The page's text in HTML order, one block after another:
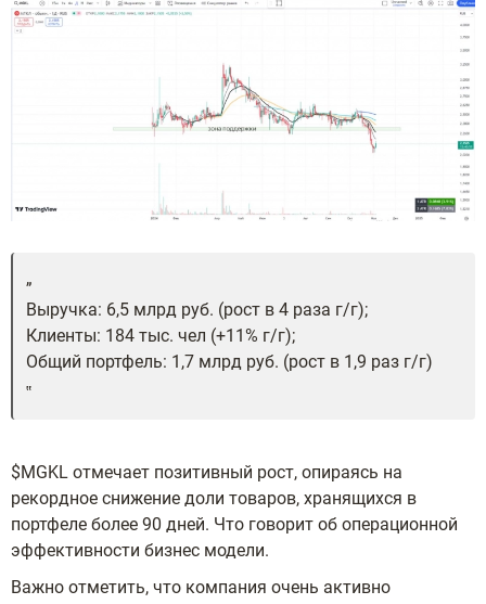
Выручка: 6,5 млрд руб. (рост в 4 раза г/г);
Клиенты: 184 тыс. чел (+11% г/г);
Общий портфель: 1,7 млрд руб. (рост в 1,9 раз г/г)
$MGKL отмечает позитивный рост, опираясь на
рекордное снижение доли товаров, хранящихся в
портфеле более 90 дней. Что говорит об операционной
эффективности бизнес модели.
Важно отметить, что компания очень активно